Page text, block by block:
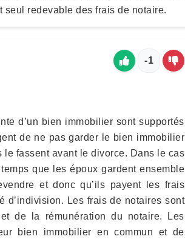
seul redevable des frais de notaire.
-1
d’un bien immobilier sont supportés
de ne pas garder le bien immobilier
le fassent avant le divorce. Dans le cas
que les époux gardent ensemble
et donc qu’ils payent les frais
d’indivision. Les frais de notaires sont
de la rémunération du notaire. Les
bien immobilier en commun et de